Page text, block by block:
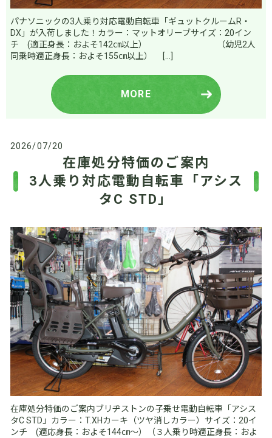
パナソニックの3人乗り対応電動自転車「ギュットクルームR・
DX」が入荷しました！カラー：マットオリーブサイズ：20イン
チ (適正身長：およそ142㎝以上） （幼児2人
同乗時適正身長：およそ155㎝以上） […]
MORE
2026/07/20
在庫処分特価のご案内
3人乗り対応電動自転車「アシス
タC STD」
在庫処分特価のご案内ブリヂストンの子乗せ電動自転車「アシス
タC STD」カラー：T.XHカーキ（ツヤ消しカラー）サイズ：20イ
ンチ (適応身長：およそ144㎝～）（３人乗り時適正身長：およ